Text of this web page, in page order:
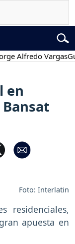
Vargas
en
Foto: Interlatin
residenciales,
apuesta en